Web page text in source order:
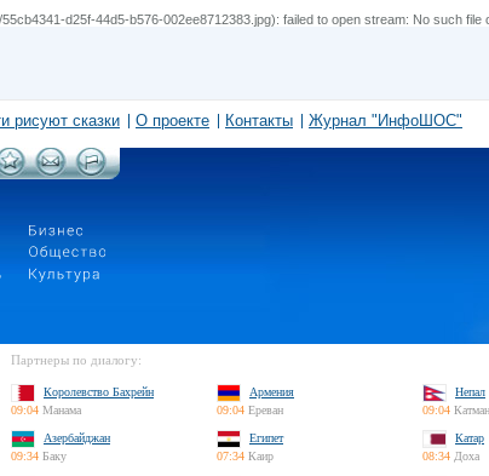
d25f-44d5-b576-002ee8712383.jpg): failed to open stream: No such file
рисуют сказки О проекте Контакты Журнал "ИнфоШОС"
Партнеры по диалогу:
Королевство Бахрейн
09:04 Манама
Армения
09:04 Ереван
Непал
09:04
Азербайджан
09:34 Баку
Египет
07:34 Каир
Катар
08:34 Доха